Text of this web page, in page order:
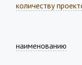
количеству
наименованию